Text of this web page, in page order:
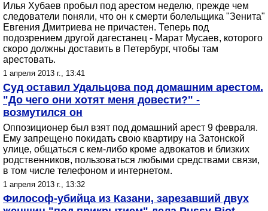
Илья Хубаев пробыл под арестом неделю, прежде чем
следователи поняли, что он к смерти болельщика "Зенита"
Евгения Дмитриева не причастен. Теперь под
подозрением другой дагестанец - Марат Мусаев, которого
скоро должны доставить в Петербург, чтобы там
арестовать.
1 апреля 2013 г., 13:41
Суд оставил Удальцова под домашним арестом.
"До чего они хотят меня довести?" -
возмутился он
Оппозиционер был взят под домашний арест 9 февраля.
Ему запрещено покидать свою квартиру на Затонской
улице, общаться с кем-либо кроме адвокатов и близких
родственников, пользоваться любыми средствами связи,
в том числе телефоном и интернетом.
1 апреля 2013 г., 13:32
Философ-убийца из Казани, зарезавший двух